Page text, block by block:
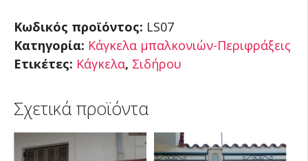
Κωδικός προϊόντος: LS07
Κατηγορία: Κάγκελα μπαλκονιών-Περιφράξεις
Ετικέτες: Κάγκελα, Σιδήρου
Σχετικά προϊόντα